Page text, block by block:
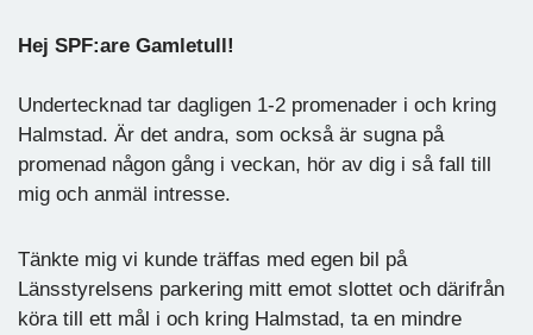
Hej SPF:are Gamletull!
Undertecknad tar dagligen 1-2 promenader i och kring
Halmstad. Är det andra, som också är sugna på
promenad någon gång i veckan, hör av dig i så fall till
mig och anmäl intresse.
Tänkte mig vi kunde träffas med egen bil på
Länsstyrelsens parkering mitt emot slottet och därifrån
köra till ett mål i och kring Halmstad, ta en mindre